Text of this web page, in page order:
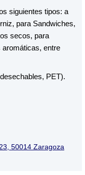
siguientes tipos: a
para Sandwiches,
secos, para
aromáticas, entre
PET).
50014 Zaragoza